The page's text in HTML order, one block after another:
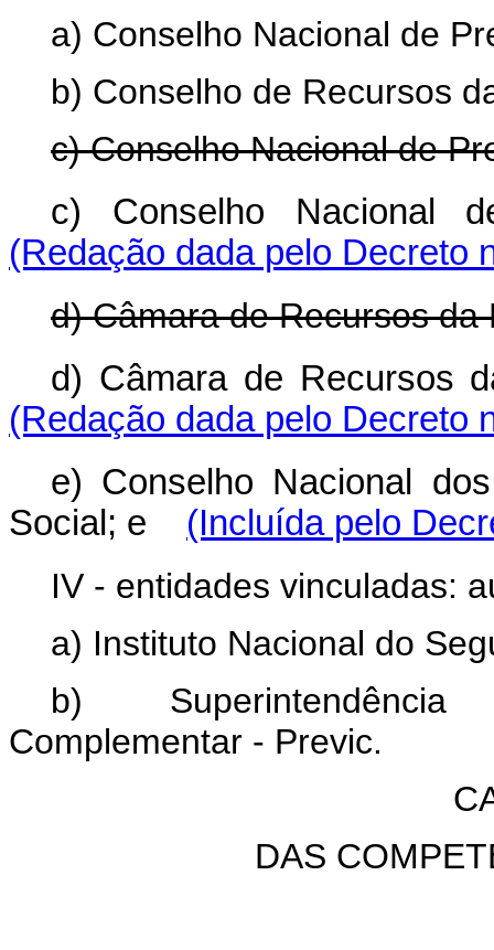
a) Conselho Nacional de
b) Conselho de Recursos
c) Conselho Nacional de
c) Conselho Nacional
(Redação dada pelo Decreto
d) Câmara de Recursos
d) Câmara de
(Redação dada pelo Decreto
e) Conselho Nacional
Social; e (Incluída pelo
IV - entidades vinculadas:
a) Instituto Nacional do
b)
Complementar - Previc.
DAS